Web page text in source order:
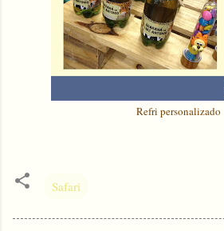
Refri personalizado
Safari